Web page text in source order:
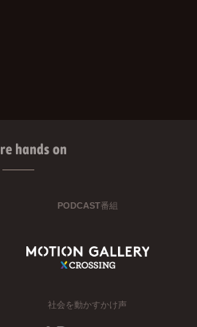
hands on
PODCAST番組
社会を動かすかけ声